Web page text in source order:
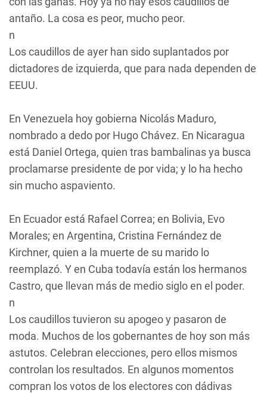
antaño. La cosa es peor, mucho peor.
n
Los caudillos de ayer han sido suplantados por
dictadores de izquierda, que para nada dependen de
EEUU.
En Venezuela hoy gobierna Nicolás Maduro,
nombrado a dedo por Hugo Chávez. En Nicaragua
está Daniel Ortega, quien tras bambalinas ya busca
proclamarse presidente de por vida; y lo ha hecho
sin mucho aspaviento.
En Ecuador está Rafael Correa; en Bolivia, Evo
Morales; en Argentina, Cristina Fernández de
Kirchner, quien a la muerte de su marido lo
reemplazó. Y en Cuba todavía están los hermanos
Castro, que llevan más de medio siglo en el poder.
n
Los caudillos tuvieron su apogeo y pasaron de
moda. Muchos de los gobernantes de hoy son más
astutos. Celebran elecciones, pero ellos mismos
controlan los resultados. En algunos momentos
compran los votos de los electores con dádivas